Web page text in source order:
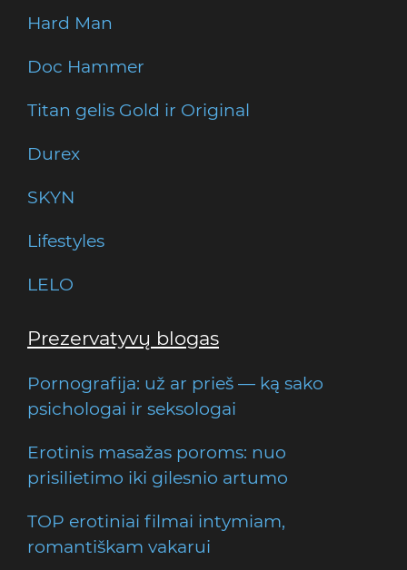
Hard Man
Doc Hammer
Titan gelis Gold ir Original
Durex
SKYN
Lifestyles
LELO
Prezervatyvų blogas
Pornografija: už ar prieš — ką sako
psichologai ir seksologai
Erotinis masažas poroms: nuo
prisilietimo iki gilesnio artumo
TOP erotiniai filmai intymiam,
romantiškam vakarui